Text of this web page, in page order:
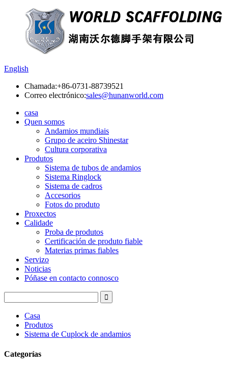
English
Chamada:+86-0731-88739521
Correo electrónico:sales@hunanworld.com
casa
Quen somos
Andamios mundiais
Grupo de aceiro Shinestar
Cultura corporativa
Produtos
Sistema de tubos de andamios
Sistema Ringlock
Sistema de cadros
Accesorios
Fotos do produto
Proxectos
Calidade
Proba de produtos
Certificación de produto fiable
Materias primas fiables
Servizo
Noticias
Póñase en contacto connosco
Casa
Produtos
Sistema de Cuplock de andamios
Categorías